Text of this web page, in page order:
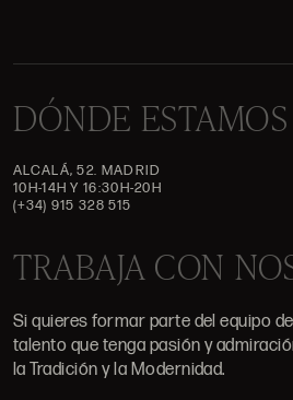
DÓNDE ESTAMOS
ALCALÁ, 52. MADRID
10H-14H Y 16:30H-20H
(+34) 915 328 515
TRABAJA CON
Si quieres formar parte del equipo
talento que tenga pasión y
la Tradición y la Modernidad.